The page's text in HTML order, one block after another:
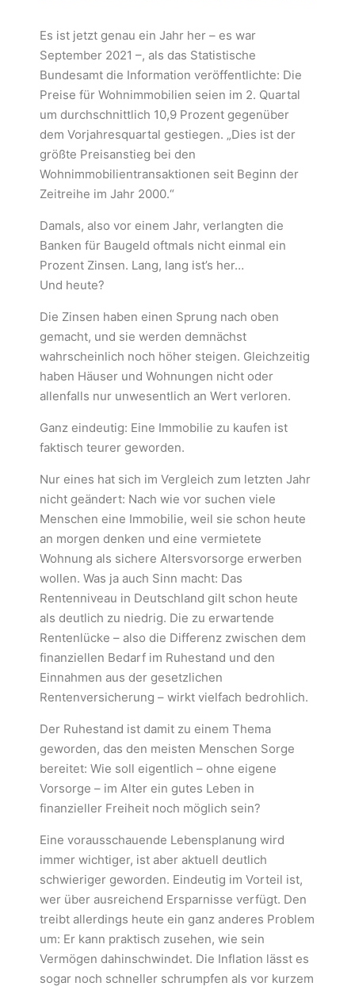
Es ist jetzt genau ein Jahr her – es war
September 2021 –, als das Statistische
Bundesamt die Information veröffentlichte: Die
Preise für Wohnimmobilien seien im 2. Quartal
um durchschnittlich 10,9 Prozent gegenüber
dem Vorjahresquartal gestiegen. „Dies ist der
größte Preisanstieg bei den
Wohnimmobilientransaktionen seit Beginn der
Zeitreihe im Jahr 2000.“
Damals, also vor einem Jahr, verlangten die
Banken für Baugeld oftmals nicht einmal ein
Prozent Zinsen. Lang, lang ist’s her…
Und heute?
Die Zinsen haben einen Sprung nach oben
gemacht, und sie werden demnächst
wahrscheinlich noch höher steigen. Gleichzeitig
haben Häuser und Wohnungen nicht oder
allenfalls nur unwesentlich an Wert verloren.
Ganz eindeutig: Eine Immobilie zu kaufen ist
faktisch teurer geworden.
Nur eines hat sich im Vergleich zum letzten Jahr
nicht geändert: Nach wie vor suchen viele
Menschen eine Immobilie, weil sie schon heute
an morgen denken und eine vermietete
Wohnung als sichere Altersvorsorge erwerben
wollen. Was ja auch Sinn macht: Das
Rentenniveau in Deutschland gilt schon heute
als deutlich zu niedrig. Die zu erwartende
Rentenlücke – also die Differenz zwischen dem
finanziellen Bedarf im Ruhestand und den
Einnahmen aus der gesetzlichen
Rentenversicherung – wirkt vielfach bedrohlich.
Der Ruhestand ist damit zu einem Thema
geworden, das den meisten Menschen Sorge
bereitet: Wie soll eigentlich – ohne eigene
Vorsorge – im Alter ein gutes Leben in
finanzieller Freiheit noch möglich sein?
Eine vorausschauende Lebensplanung wird
immer wichtiger, ist aber aktuell deutlich
schwieriger geworden. Eindeutig im Vorteil ist,
wer über ausreichend Ersparnisse verfügt. Den
treibt allerdings heute ein ganz anderes Problem
um: Er kann praktisch zusehen, wie sein
Vermögen dahinschwindet. Die Inflation lässt es
sogar noch schneller schrumpfen als vor kurzem